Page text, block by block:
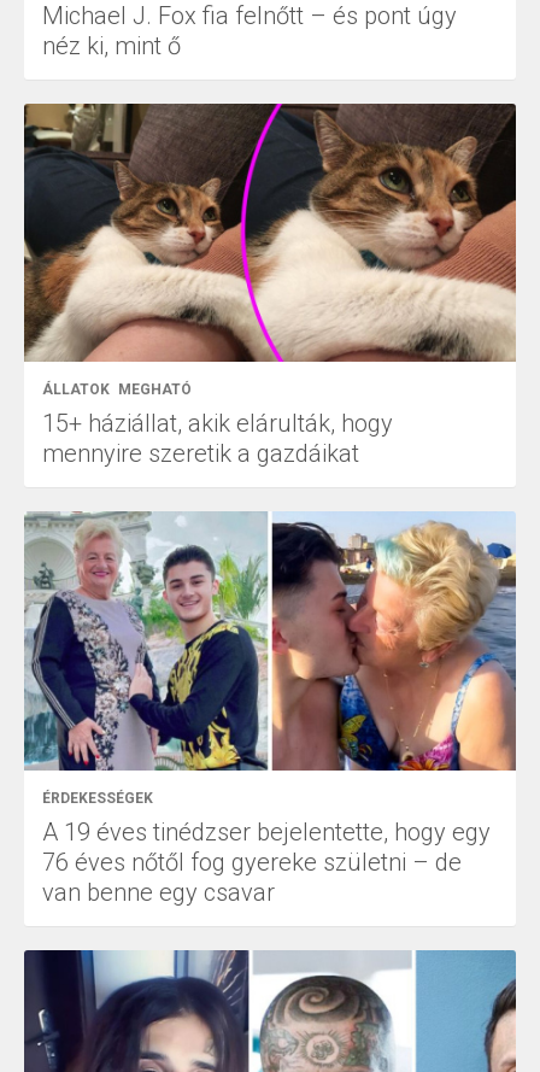
Michael J. Fox fia felnőtt – és pont úgy
néz ki, mint ő
ÁLLATOK MEGHATÓ
15+ háziállat, akik elárulták, hogy
mennyire szeretik a gazdáikat
ÉRDEKESSÉGEK
A 19 éves tinédzser bejelentette, hogy egy
76 éves nőtől fog gyereke születni – de
van benne egy csavar